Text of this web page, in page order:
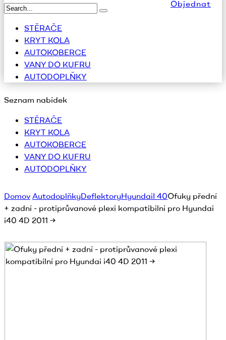
Objednat
STĚRAČE
KRYT KOLA
AUTOKOBERCE
VANY DO KUFRU
AUTODOPLŇKY
Seznam nabídek
STĚRAČE
KRYT KOLA
AUTOKOBERCE
VANY DO KUFRU
AUTODOPLŇKY
Domov AutodoplňkyDeflektoryHyundaiI 40Ofuky přední
+ zadní - protiprůvanové plexi kompatibilní pro Hyundai
i40 4D 2011 →